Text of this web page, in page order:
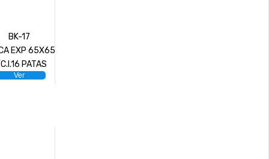
BK-17
EXP 65X65
PATAS
Ver